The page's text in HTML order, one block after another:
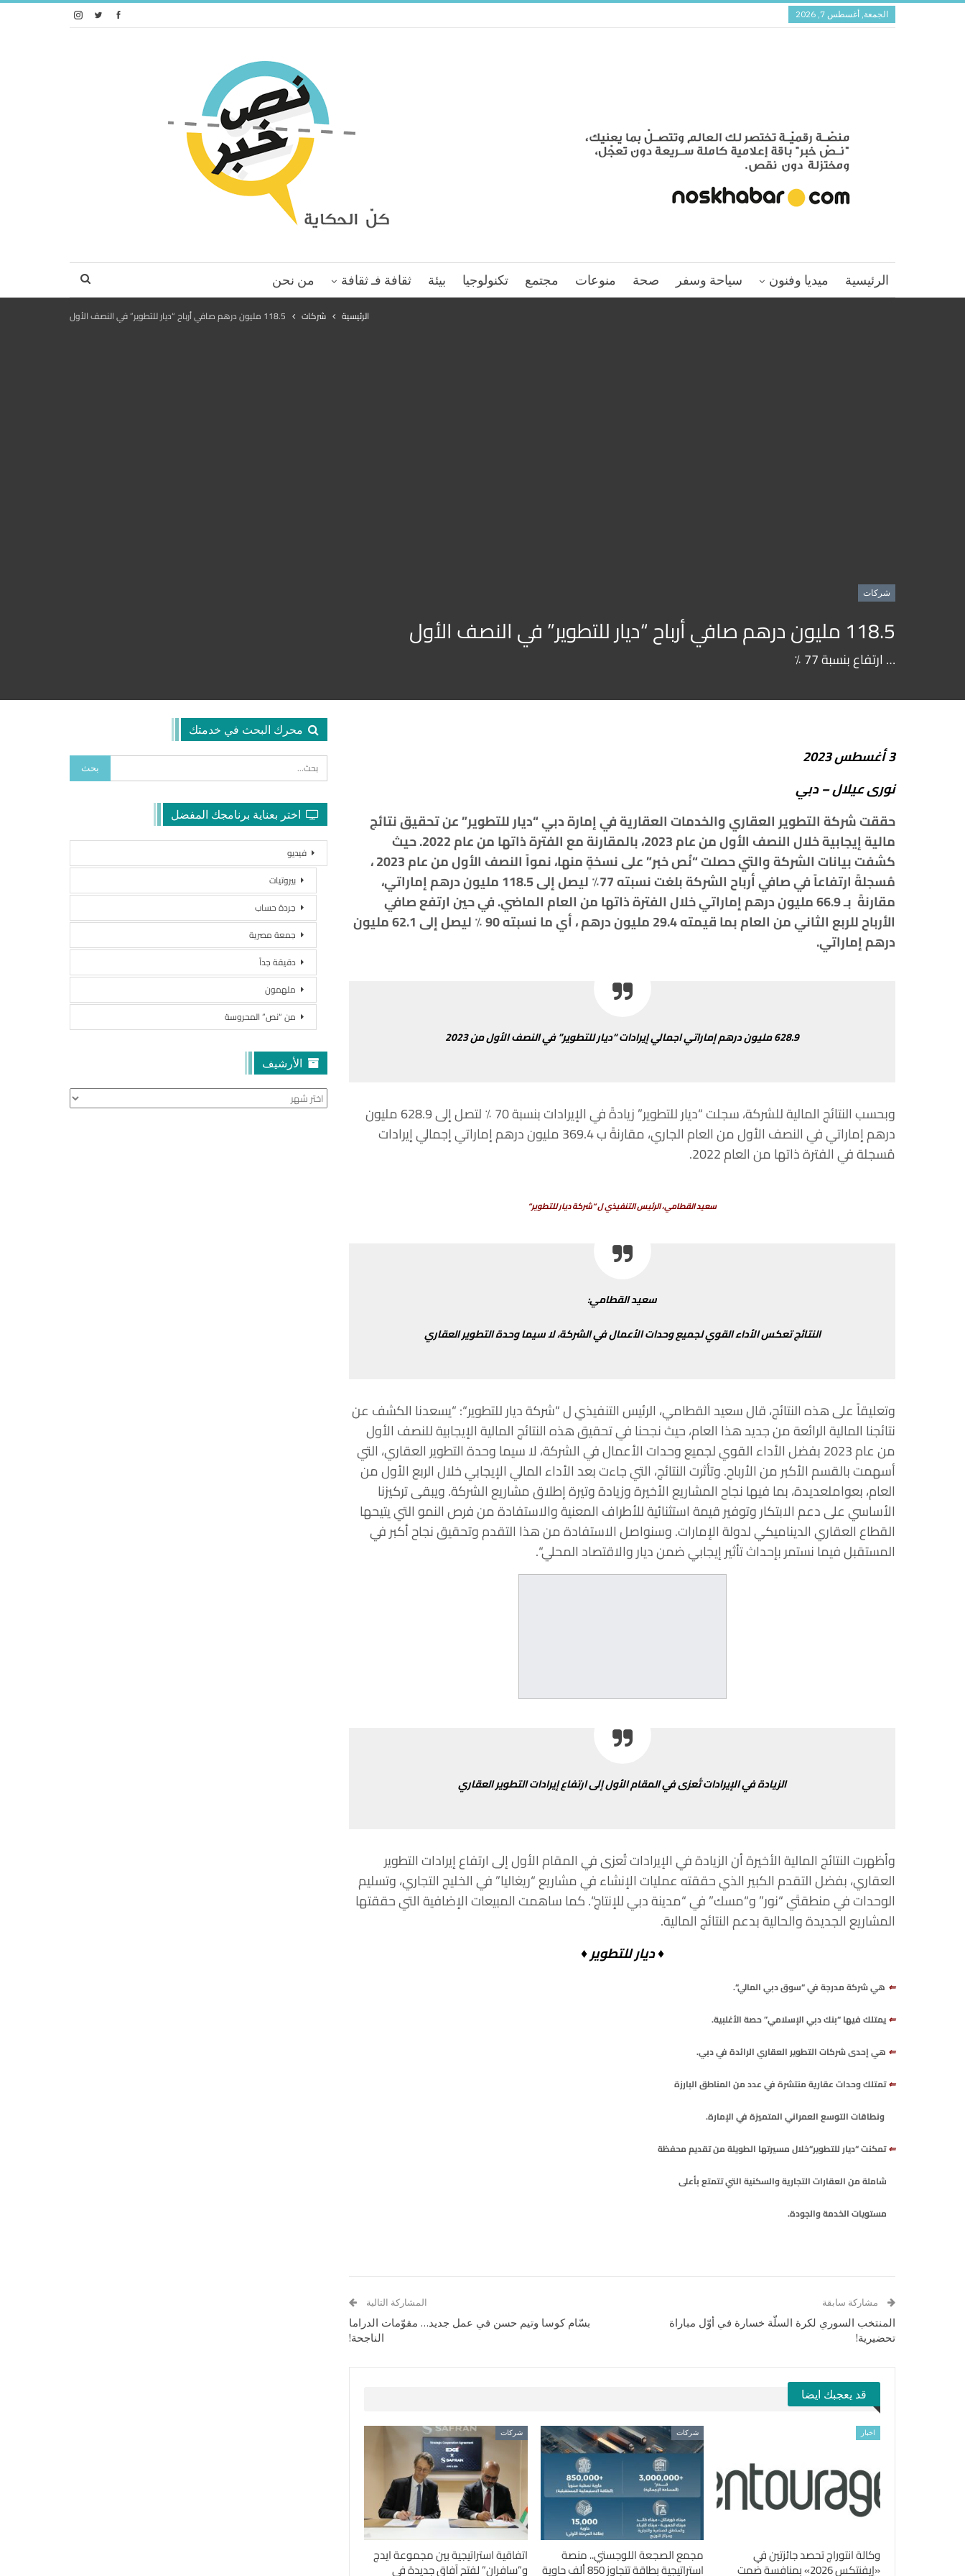
الجمعة, أغسطس 7, 2026
الرئيسية ميديا وفنون سياحة وسفر صحة منوعات مجتمع تكنولوجيا بيئة ثقافة فـ ثقافة من نحن
الرئيسية شركات 118.5 مليون درهم صافي أرباح “ديار للتطوير” في النصف الأول
شركات
118.5 مليون درهم صافي أرباح “ديار للتطوير” في النصف الأول
… ارتفاع بنسبة 77 ٪؜
3أغسطس2023
نورىعيلال–دبي
حققتشركةالتطويرالعقاريوالخدماتالعقاريةفيإمارةدبي“ديارللتطوير”عنتحقيقنتائج
ماليةإيجابيةخلالالنصف الأولمنعام ،بالمقارنةمع الفترةذاتهامنعام
حيث
كشفتبياناتالشركةوالتيحصلت“نُصخبر”علىنسخةٍمنها،نمواًالنصف الأولمنعام
،
مُسجلةًارتفاعاًفي صافيأرباحالشركةبلغتنسبته ٪ليصلإلى مليوندرهمإماراتي،
مقارنةً بـ66.9 مليوندرهمإماراتيخلالالفترةذاتهامنالعامالماضي.فيحينارتفعصافي
الأرباحللربعالثانيمنالعامبماقيمته مليوندرهم،أيمانسبته ٪ليصلإلى
مليون
درهمإماراتي.
628.9 مليوندرهمإماراتياجماليإيرادات“ديارللتطوير”فيالنصفالأولمن2023
وبحسبالنتائجالماليةللشركة،سجلت“ديارللتطوير”زيادةًفيالإيراداتبنسبة ٪لتصلإلى
مليون
درهمإماراتيفيالنصف الأولمنالعام الجاري،مقارنةًب مليوندرهمإماراتيإجماليإيرادات
مُسجلةفيالفترةذاتهامنالعام
سعيدالقطامي،الرئيسالتنفيذيل“شركةديارللتطوير“
سعيدالقطامي:
النتائجتعكسالأداءالقويلجميعوحداتالأعمالفيالشركة،لاسيماوحدةالتطويرالعقاري
وتعليقاًعلىهذهالنتائج،قالسعيدالقطامي، الرئيسالتنفيذيل“شركةديارللتطوير“: “يسعدنا الكشف عن
نتائجنا الماليةالرائعةمنجديدهذا العام،حيثنجحنافيتحقيقهذهالنتائجالماليةالإيجابيةللنصف الأول
منعام بفضلالأداءالقويلجميعوحداتالأعمالفيالشركة،لاسيما وحدةالتطويرالعقاري، التي
أسهمتبالقسمالأكبرمنالأرباح.وتأثرتالنتائج، التيجاءتبعدالأداءالماليالإيجابيخلالالربعالأولمن
العام،بعواملعديدة،بمافيهانجاحالمشاريعالأخيرةوزيادةوتيرةإطلاقمشاريعالشركة.ويبقىتركيزنا
الأساسيعلىدعمالابتكاروتوفيرقيمةاستثنائيةللأطراف المعنية والاستفادةمنفرصالنموالتييتيحها
القطاعالعقاريالديناميكيلدولةالإمارات.وسنواصلالاستفادةمنهذا التقدموتحقيقنجاحأكبرفي
المستقبل فيمانستمربإحداثتأثيرإيجابيضمندياروالاقتصادالمحلي“.
الزيادةفيالإيراداتتُعزىفيالمقامالأولإلىارتفاعإيراداتالتطويرالعقاري
وأظهرتالنتائجالماليةالأخيرةأنالزيادةفيالإيراداتتُعزىفيالمقامالأولإلىارتفاعإيراداتالتطوير
العقاري،بفضلالتقدمالكبيرالذيحققتهعمليات الإنشاءفيمشاريع“ريغاليا”فيالخليجالتجاري،وتسليم
الوحداتفيمنطقتَي“نور”و“مسك”في“مدينةدبيللإنتاج“.كماساهمتالمبيعاتالإضافية التيحققتها
المشاريعالجديدةوالحاليةبدعمالنتائجالمالية.
♦ ديارللتطوير ♦
⇐ هيشركةمدرجةفي“سوقدبيالمالي“.
⇐يمتلكفيها“بنكدبيالإسلامي”حصةالأغلبية.
⇐ هيإحدىشركاتالتطويرالعقاريالرائدةفيدبي.
⇐تمتلكوحداتعقاريةمنتشرةفيعددمنالمناطقالبارزة
ونطاقاتالتوسعالعمرانيالمتميزةفيالإمارة.
⇐تمكنت“ديارللتطوير“خلالمسيرتها الطويلةمنتقديممحفظة
شاملةمنالعقاراتالتجاريةوالسكنيةالتيتتمتعبأعلى
مستوياتالخدمةوالجودة.
مشاركة سابقة
المنتخب السوري لكرة السلّة خسارة في أوّل مباراة
تحضيرية!
المشاركة التالية
بسّام كوسا وتيم حسن في عمل جديد… مقوّمات الدراما
الناجحة!
قد يعجبك ايضا
اخبار
وكالة انتوراج تحصد جائزتين في
«إيفنتكس 2026» بمنافسة ضمت
شركات
مجمع الصجعة اللوجستي.. منصة
استراتيجية بطاقة تتجاوز 850 ألف حاوية
شركات
اتفاقية استراتيجية بين مجموعة ايدج
و”سافران” لفتح آفاق جديدة في
محرك البحث في خدمتك
اختر بعناية برنامجك المفضل
فيديو
بيروتيات
جردة حساب
جمعة مصرية
دقيقة جداً
ملهمون
من “نص” المحروسة
الأرشيف
الأرشيف